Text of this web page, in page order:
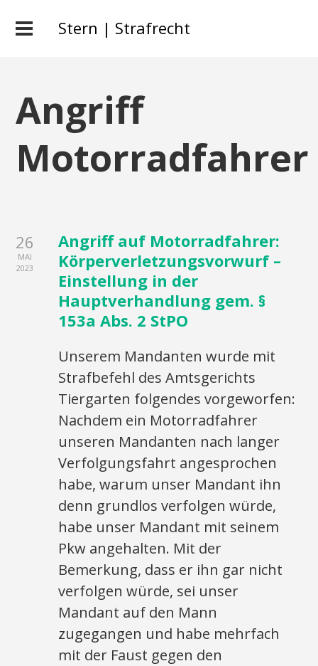
Stern | Strafrecht
Angriff
Motorradfahrer
26
MAI
2023
Angriff auf Motorradfahrer:
Körperverletzungsvorwurf –
Einstellung in der
Hauptverhandlung gem. §
153a Abs. 2 StPO
Unserem Mandanten wurde mit
Strafbefehl des Amtsgerichts
Tiergarten folgendes vorgeworfen:
Nachdem ein Motorradfahrer
unseren Mandanten nach langer
Verfolgungsfahrt angesprochen
habe, warum unser Mandant ihn
denn grundlos verfolgen würde,
habe unser Mandant mit seinem
Pkw angehalten. Mit der
Bemerkung, dass er ihn gar nicht
verfolgen würde, sei unser
Mandant auf den Mann
zugegangen und habe mehrfach
mit der Faust gegen den